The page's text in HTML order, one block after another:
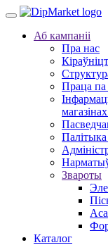
Аб кампаніі
Пра нас
Праца па
Звароты
Каталог